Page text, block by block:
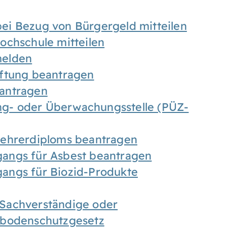
Bezug von Bürgergeld mitteilen
mitteilen
beantragen
oder Überwachungsstelle (PÜZ-
beantragen
für Asbest beantragen
für Biozid-Produkte
oder